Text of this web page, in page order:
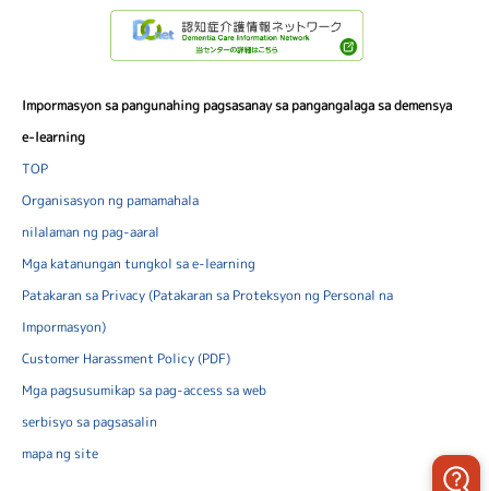
Impormasyon sa pangunahing pagsasanay sa pangangalaga sa demensya
e-learning
TOP
Organisasyon ng pamamahala
nilalaman ng pag-aaral
Mga katanungan tungkol sa e-learning
Patakaran sa Privacy (Patakaran sa Proteksyon ng Personal na
Impormasyon)
Customer Harassment Policy (PDF)
Mga pagsusumikap sa pag-access sa web
serbisyo sa pagsasalin
mapa ng site